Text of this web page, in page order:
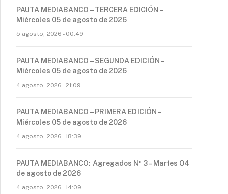
PAUTA MEDIABANCO – TERCERA EDICIÓN –
Miércoles 05 de agosto de 2026
5 agosto, 2026 - 00:49
PAUTA MEDIABANCO – SEGUNDA EDICIÓN –
Miércoles 05 de agosto de 2026
4 agosto, 2026 - 21:09
PAUTA MEDIABANCO – PRIMERA EDICIÓN –
Miércoles 05 de agosto de 2026
4 agosto, 2026 - 18:39
PAUTA MEDIABANCO: Agregados Nº 3 – Martes 04
de agosto de 2026
4 agosto, 2026 - 14:09